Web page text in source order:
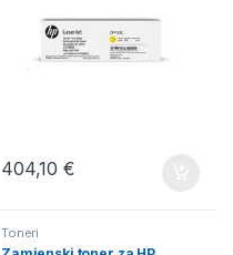
404,10€
Toneri